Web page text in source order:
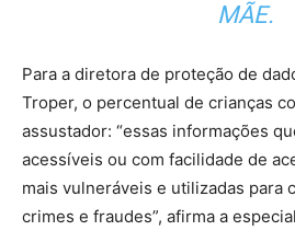
MÃE.
Para a diretora de proteção de
Troper, o percentual de crianças
assustador: “essas informações
acessíveis ou com facilidade de
mais vulneráveis e utilizadas para
crimes e fraudes”, afirma a